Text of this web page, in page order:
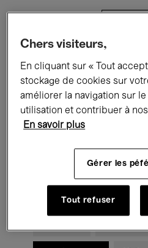
Tous les événements
Expositions
Rencontres & Débats
Musique classique
Chers visiteurs,
En cliquant sur « Tout
stockage de cookies sur
améliorer la navigation sur le
utilisation et contribuer à
En savoir plus
Gérer les
Tout refuser